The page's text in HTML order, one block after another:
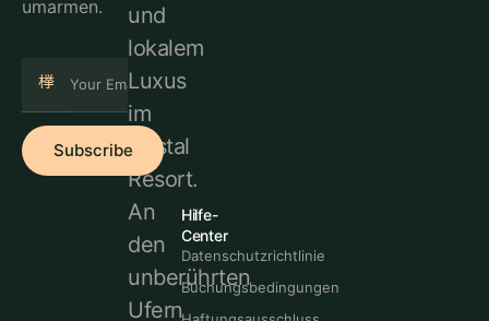
umarmen.
Subscribe
und
lokalem
Luxus
im
Cristal
Resort.
An
den
unberührten
Ufern
Hilfe-
Center
Datenschutzrichtlinie
Buchungsbedingungen